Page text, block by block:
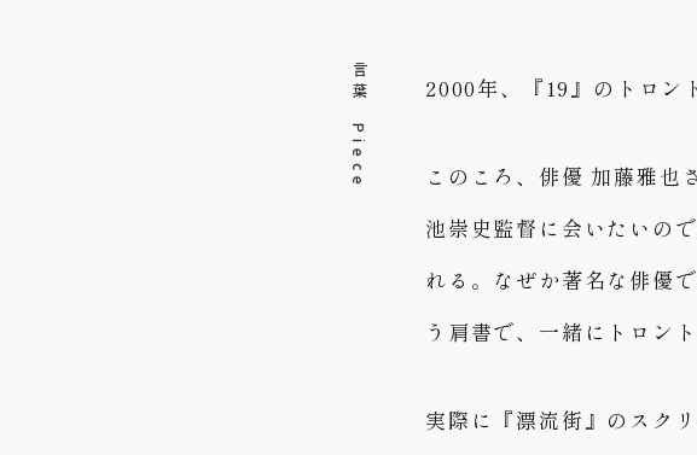
言葉 Piece 2000年、『19』のトロン
このころ、俳優 加藤雅也
池崇史監督に会いたいの
れる。なぜか著名な俳優
う肩書で、一緒にトロン
実際に『漂流街』のスク